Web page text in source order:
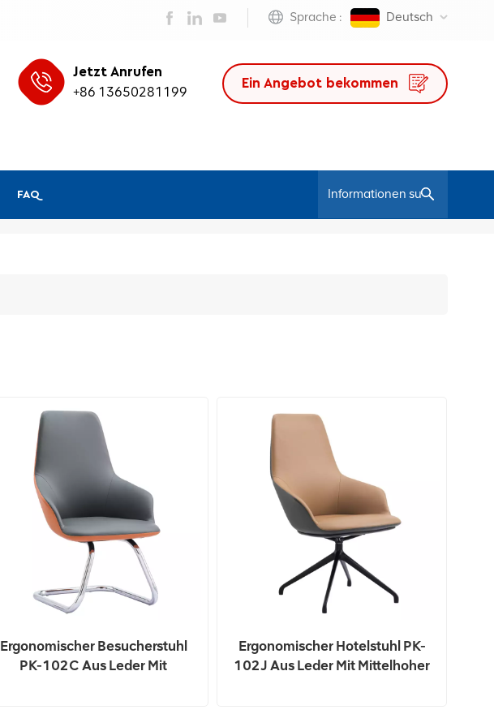
Sprache : Deutsch
Ein Angebot bekommen
Jetzt Anrufen
+86 13650281199
FAQ
Ergonomischer Besucherstuhl
PK-102C Aus Leder Mit
Ergonomischer Hotelstuhl PK-
102J Aus Leder Mit Mittelhoher